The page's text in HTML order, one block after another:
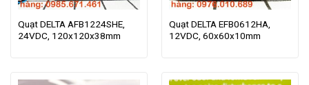
Quạt DELTA AFB1224SHE,
24VDC, 120x120x38mm
Quạt DELTA EFB0612HA,
12VDC, 60x60x10mm